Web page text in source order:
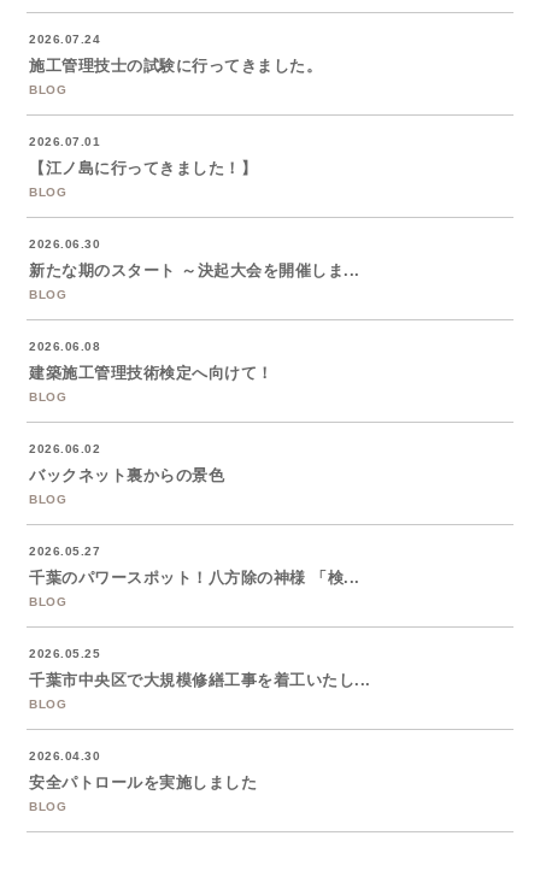
2026.07.24
施工管理技士の試験に行ってきました。
BLOG
2026.07.01
【江ノ島に行ってきました！】
BLOG
2026.06.30
新たな期のスタート ～決起大会を開催しま...
BLOG
2026.06.08
建築施工管理技術検定へ向けて！
BLOG
2026.06.02
バックネット裏からの景色
BLOG
2026.05.27
千葉のパワースポット！八方除の神様 「検...
BLOG
2026.05.25
千葉市中央区で大規模修繕工事を着工いたし...
BLOG
2026.04.30
安全パトロールを実施しました
BLOG